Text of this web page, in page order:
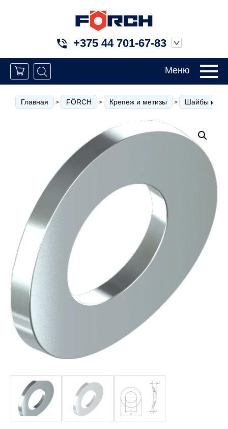
+375 44 701-67-83
Меню
Главная > FÖRCH > Крепеж и метизы > Шайбы и